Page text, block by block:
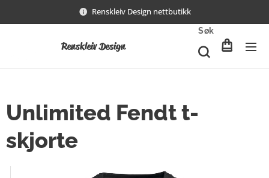
Renskleiv Design nettbutikk
Renskleiv Design
Søk
Unlimited Fendt t-
skjorte